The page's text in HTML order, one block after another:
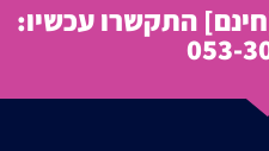
התקשרו עכשיו:
053-